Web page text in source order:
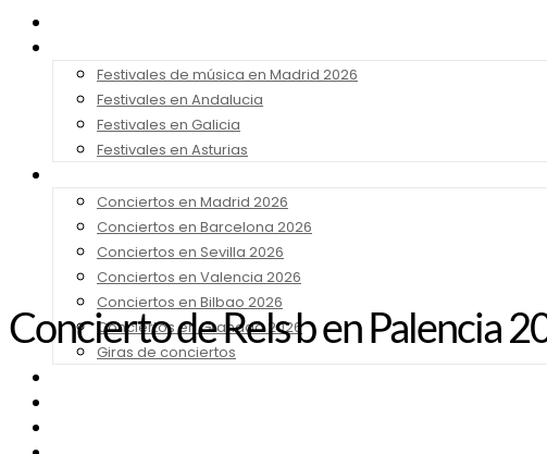
Festivales de música en Madrid 2026
Festivales en Andalucia
Festivales en Galicia
Festivales en Asturias
Conciertos en Madrid 2026
Conciertos en Barcelona 2026
Conciertos en Sevilla 2026
Conciertos en Valencia 2026
Conciertos en Bilbao 2026
Conciertos en Granada 2026
Giras de conciertos
Concierto de Rels b en Palencia